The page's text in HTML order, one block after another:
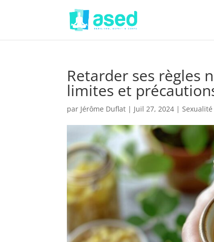
Retarder ses règles
limites et
par Jérôme Duflat | Juil 27, 2024 |Sexualité